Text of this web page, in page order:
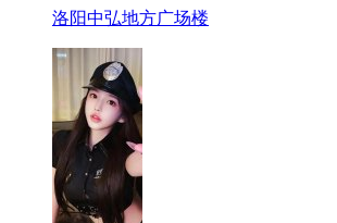
洛阳中弘地方广场楼